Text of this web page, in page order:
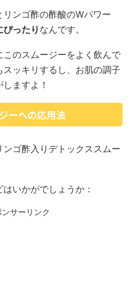
ンゴ酢の酢酸のWパワー
ぴったりなんです。
のスムージーをよく飲んで
スッキリするし、お肌の調子
ますよ！
ーへの応用法
ゴ酢入りデトックススムー
いかがでしょうか：
ンサーリンク